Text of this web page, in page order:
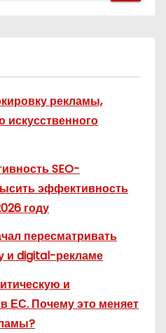
рекламы,
SEO-
эффективность
году
пересматривать
и digital-рекламе
и
ЕС. Почему это меняет